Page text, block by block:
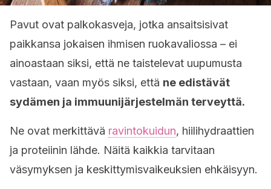
Pavut ovat palkokasveja, jotka ansaitsisivat
paikkansa jokaisen ihmisen ruokavaliossa – ei
ainoastaan siksi, että ne taistelevat uupumusta
vastaan, vaan myös siksi, että ne edistävät
sydämen ja immuunijärjestelmän terveyttä.
Ne ovat merkittävä ravintokuidun, hiilihydraattien
ja proteiinin lähde. Näitä kaikkia tarvitaan
väsymyksen ja keskittymisvaikeuksien ehkäisyyn.